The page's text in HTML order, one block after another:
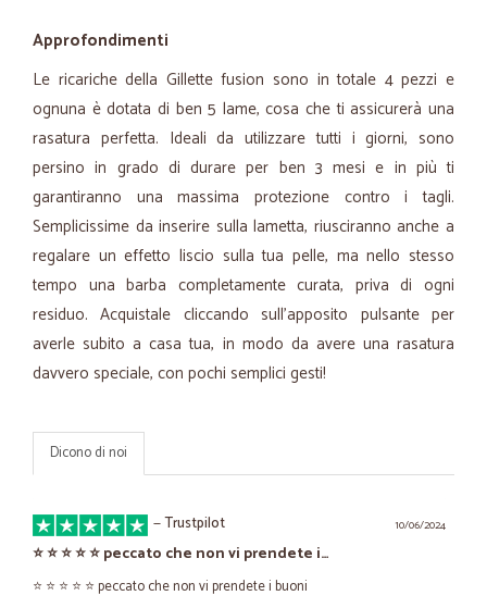
Approfondimenti
Le ricariche della Gillette fusion sono in totale 4 pezzi e
ognuna è dotata di ben 5 lame, cosa che ti assicurerà una
rasatura perfetta. Ideali da utilizzare tutti i giorni, sono
persino in grado di durare per ben 3 mesi e in più ti
garantiranno una massima protezione contro i tagli.
Semplicissime da inserire sulla lametta, riusciranno anche a
regalare un effetto liscio sulla tua pelle, ma nello stesso
tempo una barba completamente curata, priva di ogni
residuo. Acquistale cliccando sull’apposito pulsante per
averle subito a casa tua, in modo da avere una rasatura
davvero speciale, con pochi semplici gesti!
Dicono di noi
10/06/2024
—Trustpilot
⭐️ ⭐️ ⭐️ ⭐️ ⭐️ peccato che non vi prendete i…
⭐️ ⭐️ ⭐️ ⭐️ ⭐️ peccato che non vi prendete i buoni